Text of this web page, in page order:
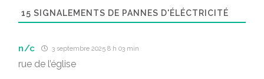
15 SIGNALEMENTS DE PANNES D'ÉLÉCTRICITÉ
n/c 3 septembre 2025 8 h 03 min
rue de l’église